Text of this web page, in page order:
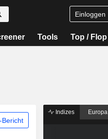
Einloggen
Tools Top / Flop
Bericht
Indizes Europa